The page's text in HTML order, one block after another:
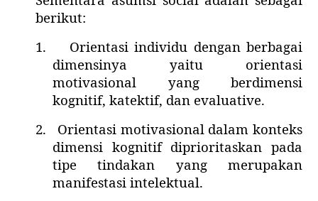
berikut:
1.
Orientasi individu dengan berbagai
dimensinya yaitu orientasi
motivasional yang berdimensi
kognitif, katektif, dan evaluative.
2.
Orientasi motivasional dalam konteks
dimensi kognitif diprioritaskan pada
tipe tindakan yang merupakan
manifestasi intelektual.